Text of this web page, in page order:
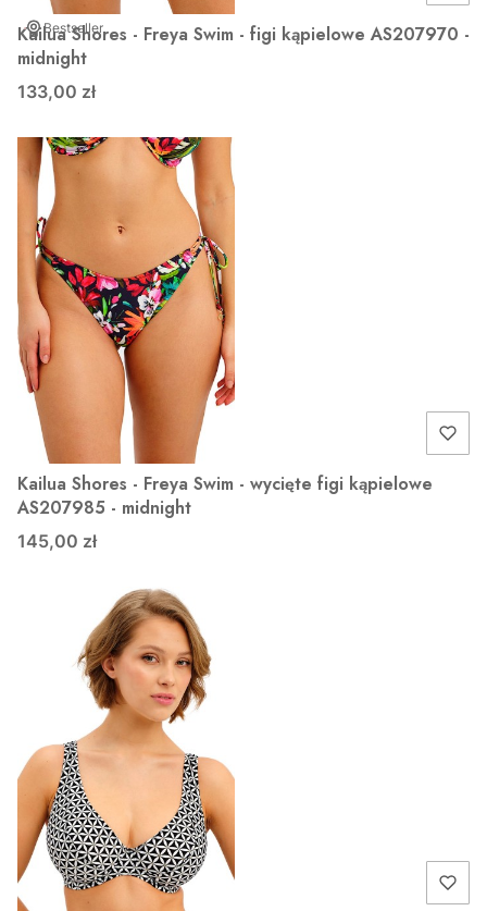
Bestseller
Kailua Shores - Freya Swim - figi kąpielowe AS207970 -
midnight
133,00 zł
Kailua Shores - Freya Swim - wycięte figi kąpielowe
AS207985 - midnight
145,00 zł